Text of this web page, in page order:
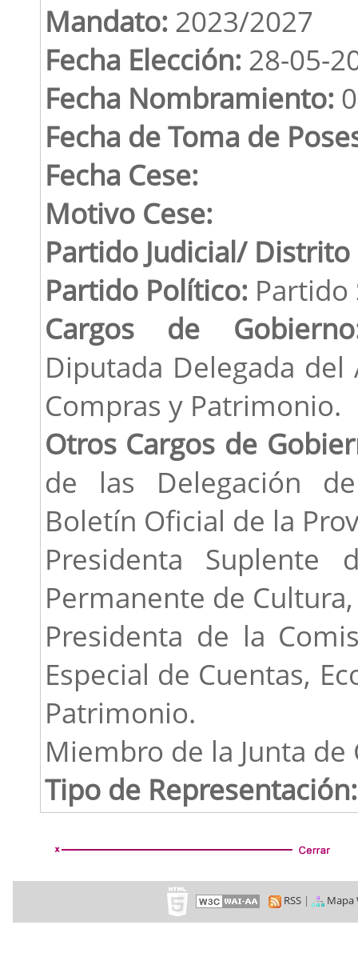
Mandato: 2023/2027
Fecha Elección: 28-05-
Fecha Nombramiento:
Fecha de Toma de
Fecha Cese:
Motivo Cese:
Partido Judicial/ Distrito
Partido Político: Partido
Cargos de
Diputada Delegada del
Compras y Patrimonio.
Otros Cargos de
de las Delegación
Boletín Oficial de la
Presidenta Suplente
Permanente de
Presidenta de la
Especial de Cuentas,
Patrimonio.
Miembro de la Junta
Tipo de Representación:
RSS| Mapa